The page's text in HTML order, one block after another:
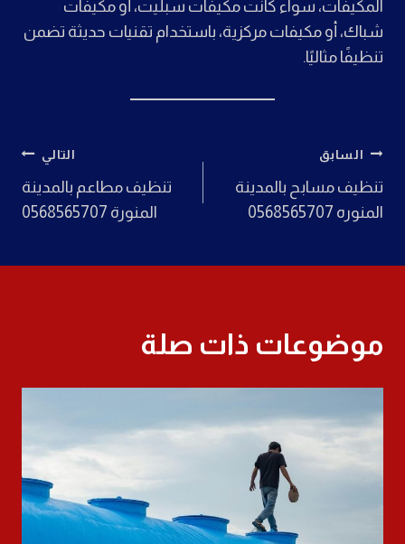
المكيفات، سواء كانت مكيفات سبليت، أو مكيفات
شباك، أو مكيفات مركزية، باستخدام تقنيات حديثة تضمن
تنظيفًا مثاليًا.
تصفّح
المقالات
السابق
تنظيف مسابح بالمدينة
المنوره 0568565707
التالي
تنظيف مطاعم بالمدينة
المنورة 0568565707
موضوعات ذات صلة